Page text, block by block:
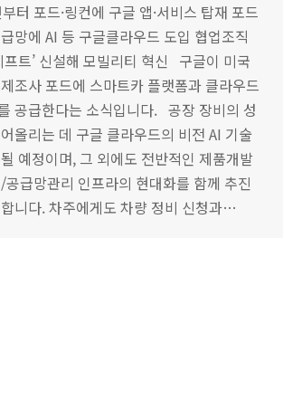
터 포드·링컨에 구글 앱·서비스 탑재 포드
망에 AI 등 구글클라우드 도입 협업조직
프트’ 신설해 모빌리티 혁신 구글이 미국
조사 포드에 스마트카 플랫폼과 클라우드
공급한다는 소식입니다. 공장 장비의 성
올리는 데 구글 클라우드의 비전 AI 기술
예정이며, 그 외에도 전반적인 제품개발
공급망관리 인프라의 현대화를 함께 추진
니다. 차주에게도 차량 정비 신청과…